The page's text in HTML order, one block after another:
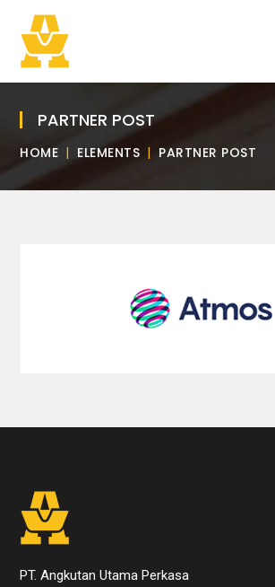
PARTNER POST
HOME ELEMENTS PARTNER POST
PT. Angkutan Utama Perkasa